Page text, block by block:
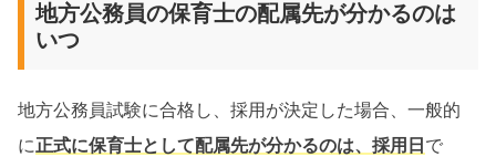
地方公務員の保育士の配属先が分かるのは
いつ
地方公務員試験に合格し、採用が決定した場合、一般的
に正式に保育士として配属先が分かるのは、採用日で